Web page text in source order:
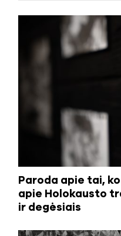
Paroda apie tai,
apie Holokausto
ir degėsiais